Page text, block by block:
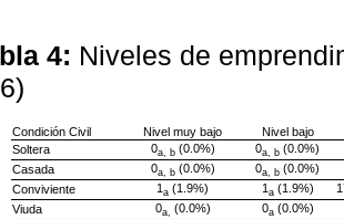
4: Niveles de
Condición Civil Nivel muy bajo
Nivel bajo
Soltera
0a, b(0.0%) 0a, b (0.0%)
Casada
0a, b(0.0%) 0a, b (0.0%)
Conviviente
1 a (1.9%) 1a (1.9%)
Viuda
0a, (0.0%) 0a (0.0%)